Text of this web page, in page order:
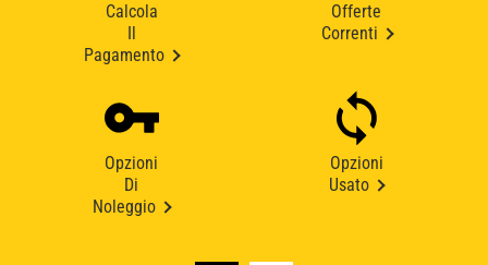
Calcola
Pagamento
Offerte
Correnti
Opzioni
Di
Noleggio
Opzioni
Usato